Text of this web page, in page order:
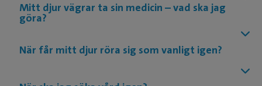
Mitt djur vägrar ta sin medicin – vad ska jag
göra?
När får mitt djur röra sig som vanligt igen?